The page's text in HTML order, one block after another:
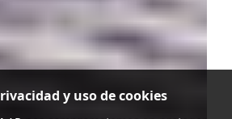
y uso de cookies